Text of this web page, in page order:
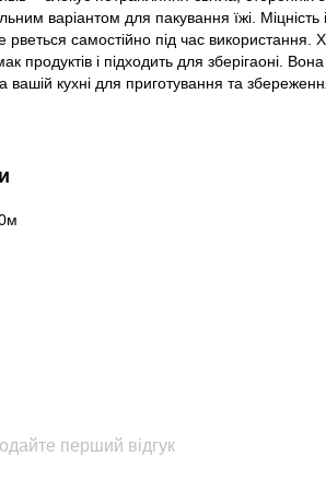
варіантом для пакування їжі. Міцність
рветься самостійно під час використання.
продуктів і підходить для зберігаоні.
вашій кухні для приготування та
перший відгук